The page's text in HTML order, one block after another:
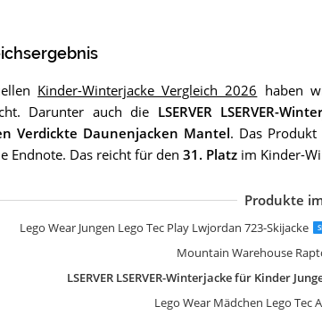
Kinder-Winterjacke Vergleich 2026 haben
Darunter auch die LSERVER LSERVER-
Verdickte Daunenjacken Mantel. Das
Endnote. Das reicht für den 31. Platzim Kinder-
Produkte
Lego Wear Jungen Lego Tec Play Lwjordan 723-Skijacke
Mountain Warehouse
LSERVER LSERVER-Winterjacke für Kinder
Lego Wear Mädchen Lego Tec